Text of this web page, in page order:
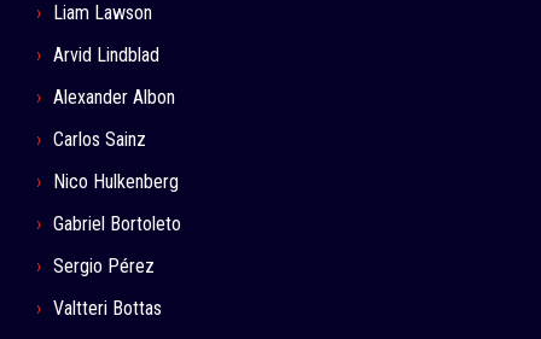
Liam Lawson
Arvid Lindblad
Alexander Albon
Carlos Sainz
Nico Hulkenberg
Gabriel Bortoleto
Sergio Pérez
Valtteri Bottas